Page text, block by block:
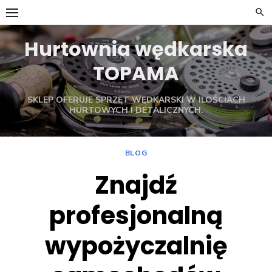
Skip
to
contentHurtownia wędkarska
TOPAMA
SKLEP OFERUJE SPRZĘT WĘDKARSKI W ILOŚCIACH
HURTOWYCH I DETALICZNYCH.
BLOG
Znajdź
profesjonalną
wypożyczalnię